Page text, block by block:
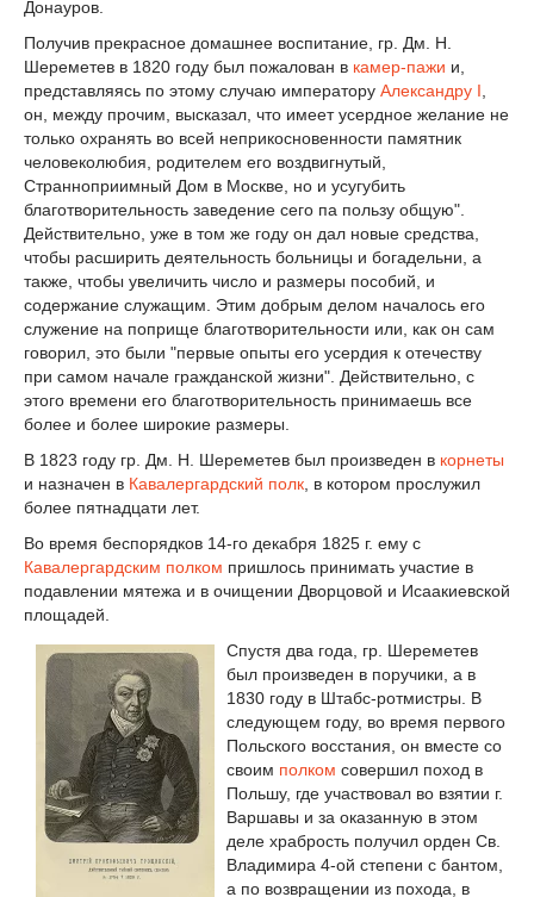
Донауров.
Получив прекрасное домашнее воспитание, гр. Дм. Н.
Шереметев в 1820 году был пожалован в камер-пажи и,
представляясь по этому случаю императору Александру I
он, между прочим, высказал, что имеет усердное желание не
только охранять во всей неприкосновенности памятник
человеколюбия, родителем его воздвигнутый,
Странноприимный Дом в Москве, но и усугубить
благотворительность заведение сего па пользу общую".
Действительно, уже в том же году он дал новые средства,
чтобы расширить деятельность больницы и богадельни, а
также, чтобы увеличить число и размеры пособий, и
содержание служащим. Этим добрым делом началось его
служение на поприще благотворительности или, как он сам
говорил, это были "первые опыты его усердия к отечеству
при самом начале гражданской жизни". Действительно, с
этого времени его благотворительность принимаешь все
более и более широкие размеры.
В 1823 году гр. Дм. Н. Шереметев был произведен в корнеты
и назначен в Кавалергардский полк , в котором прослужил
более пятнадцати лет.
Во время беспорядков 14-го декабря 1825 г. ему с
Кавалергардским полком пришлось принимать участие в
подавлении мятежа и в очищении Дворцовой и Исаакиевской
площадей.
Спустя два года, гр. Шереметев
был произведен в поручики, а в
1830 году в Штабс-ротмистры. В
следующем году, во время первого
Польского восстания, он вместе со
своим полком совершил поход в
Польшу, где участвовал во взятии г.
Варшавы и за оказанную в этом
деле храбрость получил орден Св.
Владимира 4-ой степени с бантом,
а по возвращении из похода, в